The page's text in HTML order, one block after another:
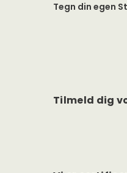
Tegn din egen
Tilmeld dig